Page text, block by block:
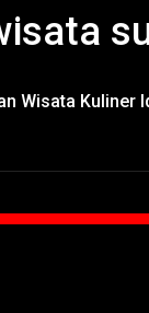
Wisata Kuliner